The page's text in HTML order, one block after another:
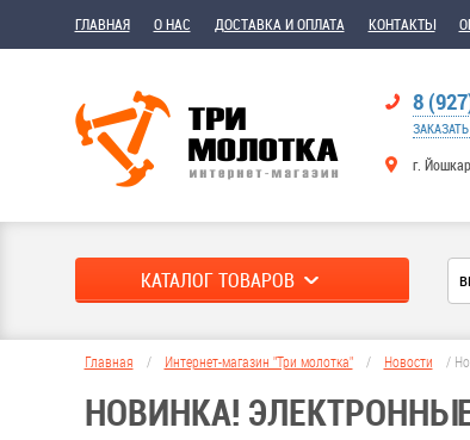
ГЛАВНАЯ О НАС ДОСТАВКА И ОПЛАТА КОНТАКТЫ
8
г.
КАТАЛОГ ТОВАРОВ
Главная / Интернет-магазин "Три молотка" / Новости /
НОВИНКА!